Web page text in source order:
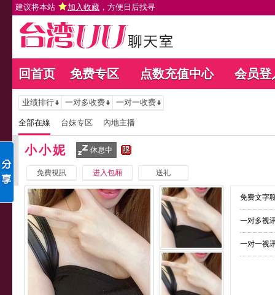
建议将本站 加入收藏 ，方便日后找寻
回首页 免费专区 点数充值中心 会员登
业绩排行 一对多收费 一对一收费
全部在線 台妹专区 內地主播
小小妮 休息中
免費視訊 进入包厢 送礼
免费文字
一对多视
一对一视